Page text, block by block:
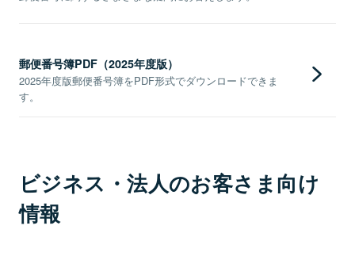
郵便番号簿PDF（2025年度版）
2025年度版郵便番号簿をPDF形式でダウンロードできま
す。
ビジネス・法人のお客さま向け
情報